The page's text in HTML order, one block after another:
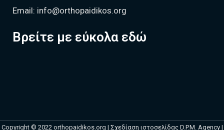
Email: info@orthopaidikos.org
Βρείτε με εύκολα εδώ
Copyright © 2022 orthopaidikos.org | Σχεδίαση ιστοσελίδας D.P.M. Agency|